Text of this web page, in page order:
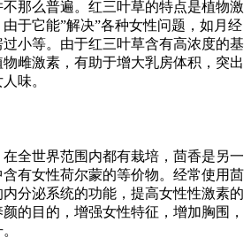
那么普遍。红三叶草的特点是植物激
于它能”解决”各种女性问题，如月经
小等。由于红三叶草含有高浓度的基
雌激素，有助于增大乳房体积，突出
味。
全世界范围内都有栽培，茴香是另一
有女性荷尔蒙的等价物。经常使用茴
分泌系统的功能，提高女性性激素的
的目的，增强女性特征，增加胸围，